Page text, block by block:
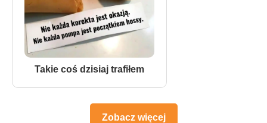
Takie coś dzisiaj trafiłem
Zobacz więcej